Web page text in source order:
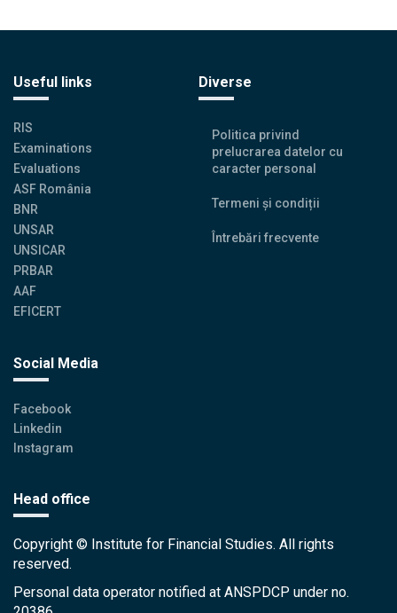
Useful links
RIS
Examinations
Evaluations
ASF România
BNR
UNSAR
UNSICAR
PRBAR
AAF
EFICERT
Diverse
Politica privind
prelucrarea datelor cu
caracter personal
Termeni și condiții
Întrebări frecvente
Social Media
Facebook
Linkedin
Instagram
Head office
Copyright © Institute for Financial Studies. All rights
reserved.
Personal data operator notified at ANSPDCP under no.